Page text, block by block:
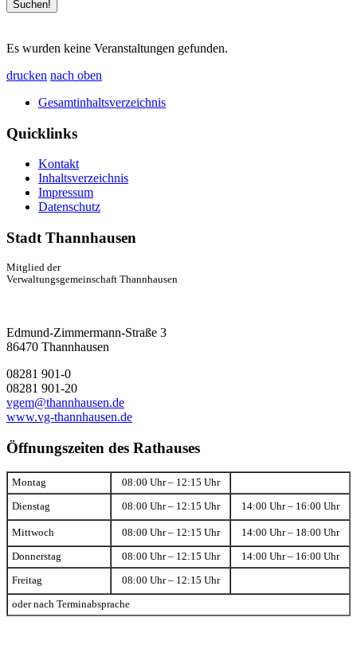
Es wurden keine Veranstaltungen gefunden.
drucken nach oben
Gesamtinhaltsverzeichnis
Quicklinks
Kontakt
Inhaltsverzeichnis
Impressum
Datenschutz
Stadt Thannhausen
Mitglied der
Verwaltungsgemeinschaft Thannhausen
Edmund-Zimmermann-Straße 3
86470 Thannhausen
08281 901-0
08281 901-20
vgem@thannhausen.de
www.vg-thannhausen.de
Öffnungszeiten des Rathauses
Montag 08:00 Uhr – 12:15 Uhr
Dienstag 08:00 Uhr – 12:15 Uhr 14:00 Uhr – 16:00 Uhr
Mittwoch 08:00 Uhr – 12:15 Uhr 14:00 Uhr – 18:00 Uhr
Donnerstag 08:00 Uhr – 12:15 Uhr 14:00 Uhr – 16:00 Uhr
Freitag 08:00 Uhr – 12:15 Uhr
oder nach Terminabsprache